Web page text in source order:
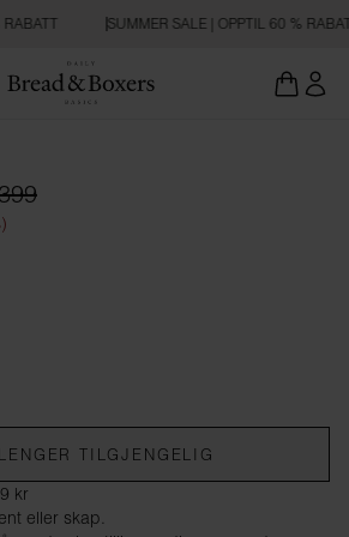
SUMMER SALE | OPPTIL 60 %
TILGJENGELIG
kr
eller skap.